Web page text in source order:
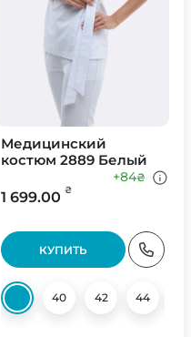
50
Медицинский
костюм 2889 Белый
1 699.00 ₴
+84₴
КУПИТЬ
40 42 44